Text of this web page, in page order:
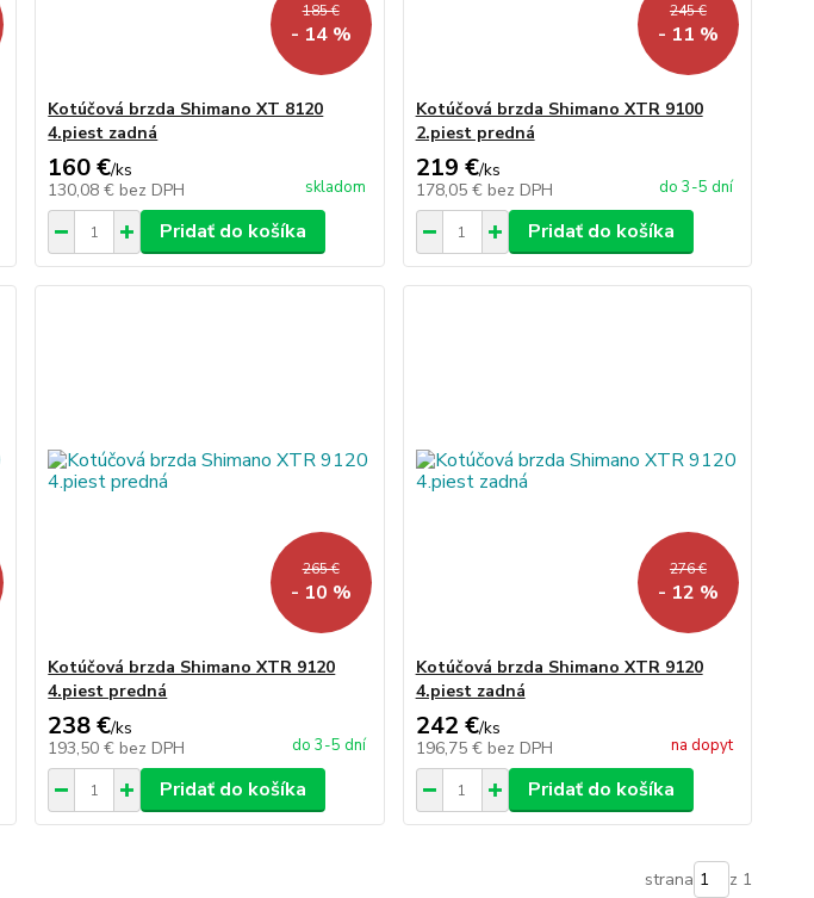
185 €
- 14 %
Kotúčová brzda Shimano XT 8120
4.piest zadná
160 €/ks
130,08 € bez DPH skladom
Pridať do košíka
245 €
- 11 %
Kotúčová brzda Shimano XTR 9100
2.piest predná
219 €/ks
178,05 € bez DPH do 3-5 dní
Pridať do košíka
265 €
- 10 %
Kotúčová brzda Shimano XTR 9120
4.piest predná
238 €/ks
193,50 € bez DPH do 3-5 dní
Pridať do košíka
276 €
- 12 %
Kotúčová brzda Shimano XTR 9120
4.piest zadná
242 €/ks
196,75 € bez DPH na dopyt
Pridať do košíka
strana z 1